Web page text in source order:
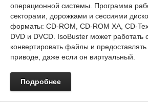
операционной системы. Программа
секторами, дорожками и сессиями
форматы: CD-ROM, CD-ROM XA, CD-
DVD и DVCD. IsoBuster может работать
конвертировать файлы и
приводе, даже если он виртуальный.
Подробнее